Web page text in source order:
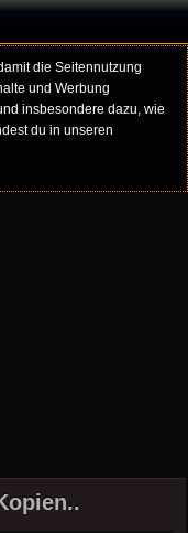
die Seitennutzung
und Werbung
insbesondere dazu, wie
du in unseren